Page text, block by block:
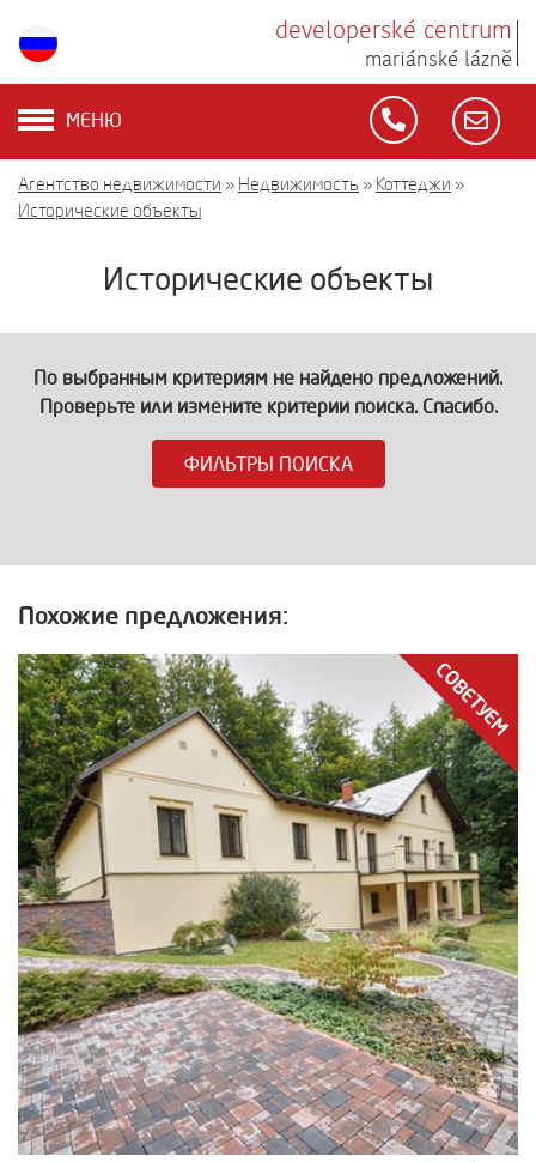
developerské centrum
mariánské lázně
МЕНЮ
Агентство недвижимости » Недвижимость » Коттеджи »
Исторические объекты
Исторические объекты
По выбранным критериям не найдено предложений.
Проверьте или измените критерии поиска. Спасибо.
ФИЛЬТРЫ ПОИСКА
Похожие предложения:
СОВЕТУЕМ